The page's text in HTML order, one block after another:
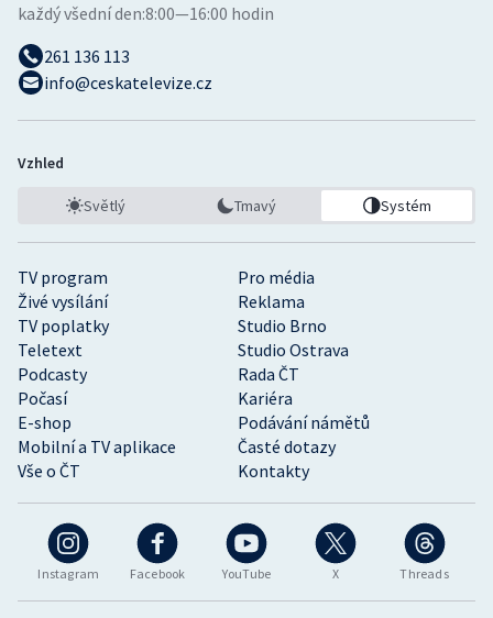
Instagram Facebook YouTube X Threads
TV program
Pro média
Živé vysílání
Reklama
TV poplatky
Studio Brno
Teletext
Studio Ostrava
Podcasty
Rada ČT
Počasí
Kariéra
E-shop
Podávání námětů
Mobilní a TV aplikace
Časté dotazy
Vše o ČT
Kontakty
každý všední den:8:00—16:00 hodin
261 136 113
info@ceskatelevize.cz
Vzhled
Světlý Tmavý Systém